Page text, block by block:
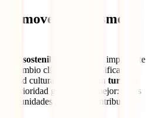
promover el turismo
sostenible
es hoy más importante
cambio climático, la masificación
cultural, fomentar un turismo
prioridad global. Y lo mejor: todos
comunidades podemos contribuir a